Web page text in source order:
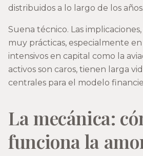
distribuidos a lo largo de los años.
Suena técnico. Las
muy prácticas, especialmente
intensivos en capital como la
activos son caros, tienen larga
centrales para el modelo
La mecánica:
funciona la